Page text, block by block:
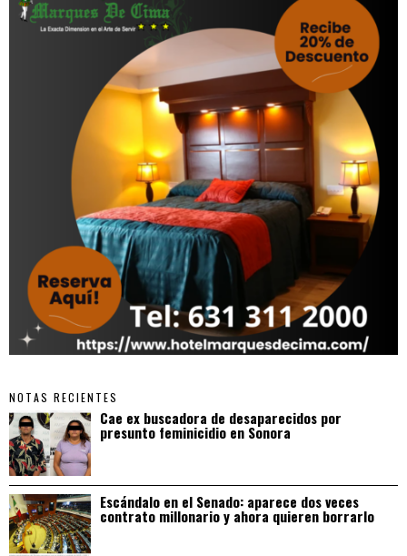
NOTAS RECIENTES
Cae ex buscadora de desaparecidos por
presunto feminicidio en Sonora
Escándalo en el Senado: aparece dos veces
contrato millonario y ahora quieren borrarlo